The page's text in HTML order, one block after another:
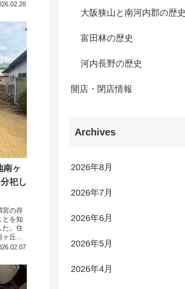
南ヶ
祀し
宮の存
とを知
た。住
丘に
ミング
大阪狭山と南河内郡の歴史
富田林の歴史
河内長野の歴史
開店・閉店情報
Archives
2026年8月
2026年7月
2026年6月
2026年5月
2026年4月